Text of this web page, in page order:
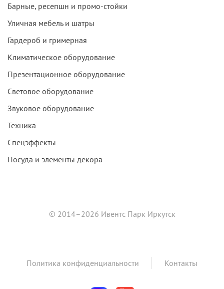
Барные, ресепшн и промо-стойки
Уличная мебель и шатры
Гардероб и гримерная
Климатическое оборудование
Презентационное оборудование
Световое оборудование
Звуковое оборудование
Техника
Спецэффекты
Посуда и элементы декора
© 2014–2026 Ивентс Парк Иркутск
Политика конфиденциальности Контакты